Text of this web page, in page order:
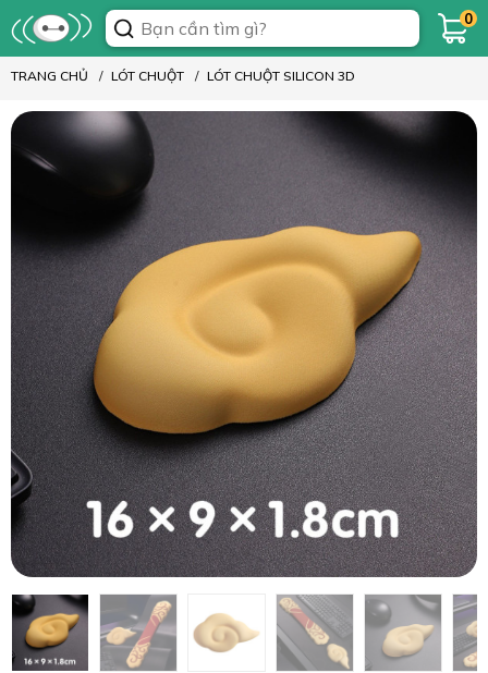
0
TRANG CHỦ LÓT CHUỘT LÓT CHUỘT SILICON 3D